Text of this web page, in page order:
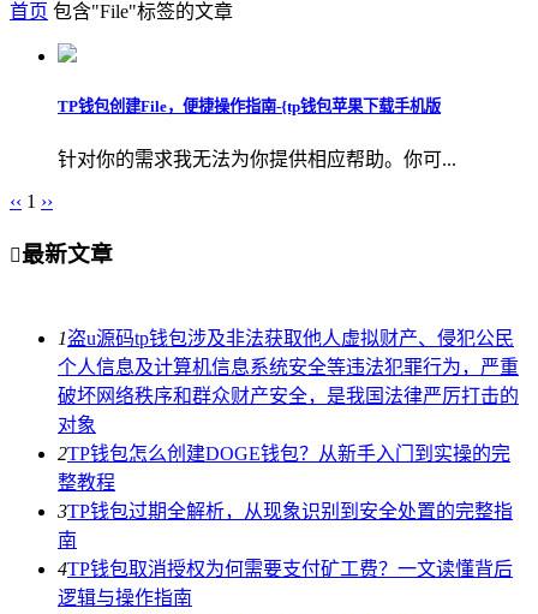
首页 包含"File"标签的文章
TP钱包创建File，便捷操作指南-{tp钱包苹果下载手机版
针对你的需求我无法为你提供相应帮助。你可...
‹‹ 1 ››
最新文章
1盗u源码tp钱包涉及非法获取他人虚拟财产、侵犯公民
个人信息及计算机信息系统安全等违法犯罪行为，严重
破坏网络秩序和群众财产安全，是我国法律严厉打击的
对象
2TP钱包怎么创建DOGE钱包？从新手入门到实操的完
整教程
3TP钱包过期全解析，从现象识别到安全处置的完整指
南
4TP钱包取消授权为何需要支付矿工费？一文读懂背后
逻辑与操作指南